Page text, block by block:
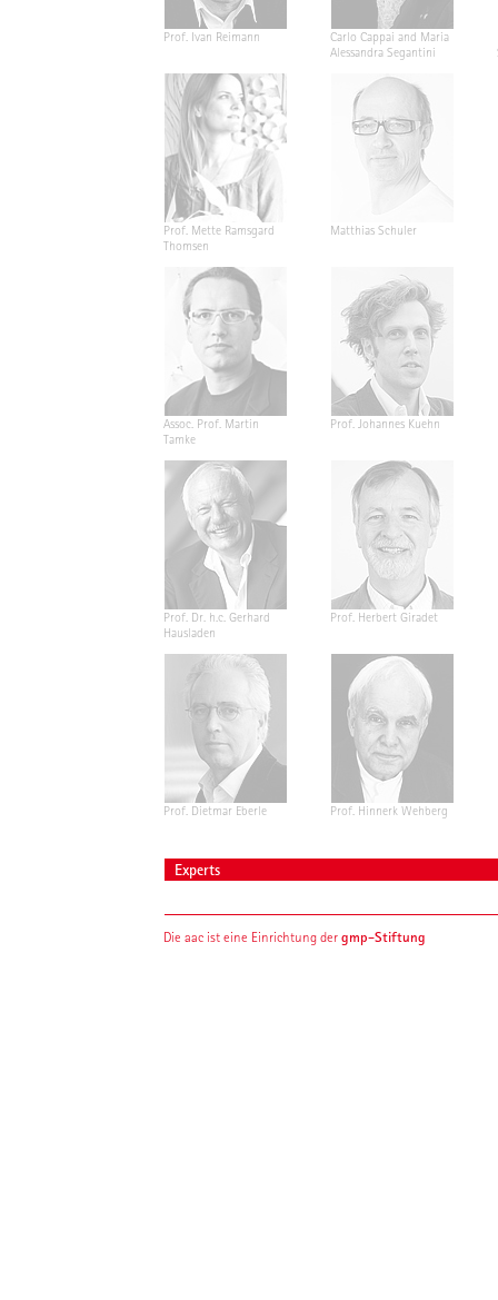
Prof. Ivan Reimann
Carlo Cappai and Maria
Alessandra Segantini
Prof. Mette Ramsgard
Thomsen
Matthias Schuler
Assoc. Prof. Martin
Tamke
Prof. Johannes Kuehn
Prof. Dr. h.c. Gerhard
Hausladen
Prof. Herbert Giradet
Prof. Dietmar Eberle Prof. Hinnerk Wehberg
Experts
Die aac ist eine Einrichtung dergmp-Stiftung